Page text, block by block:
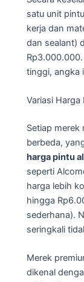
satu unit
kerja dan
dan sealant)
tinggi, angka
Variasi Harga
Setiap
berbeda,
harga pintu
seperti
harga lebih
hingga
sederhana).
seringkali
Merek
dikenal